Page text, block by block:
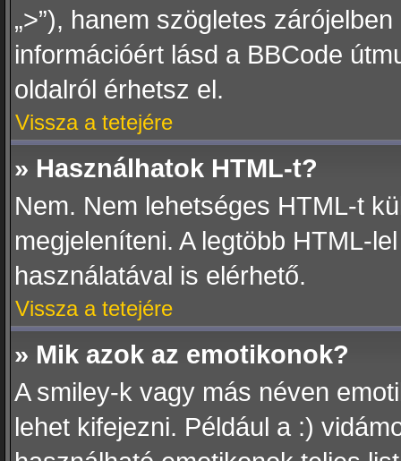
„>”), hanem szögletes zárójelben
információért lásd a BBCode
oldalról érhetsz el.
Vissza a tetejére
» Használhatok HTML-t?
Nem. Nem lehetséges HTML-t
megjeleníteni. A legtöbb HTML-
használatával is elérhető.
Vissza a tetejére
» Mik azok az emotikonok?
A smiley-k vagy más néven
lehet kifejezni. Például a :)